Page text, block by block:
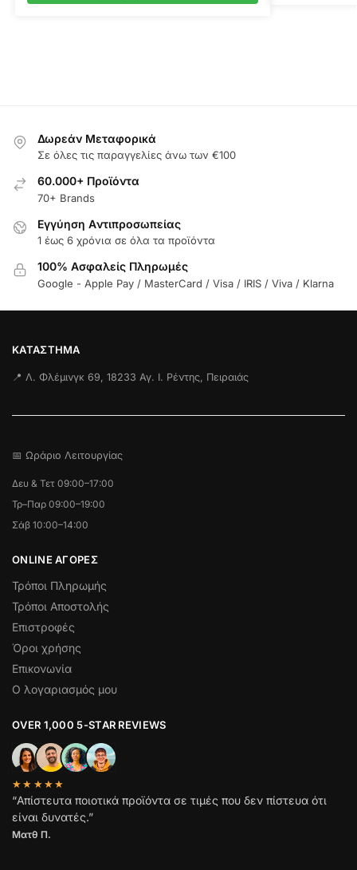
Δωρεάν Μεταφορικά
Σε όλες τις παραγγελίες άνω των €100
60.000+ Προϊόντα
70+ Brands
Εγγύηση Aντιπροσωπείας
1 έως 6 χρόνια σε όλα τα προϊόντα
100% Ασφαλείς Πληρωμές
Google - Apple Pay / MasterCard / Visa / IRIS / Viva / Klarna
ΚΑΤΆΣΤΗΜΑ
📍 Λ. Φλέμινγκ 69, 18233 Αγ. Ι. Ρέντης, Πειραιάς
📅 Ωράριο Λειτουργίας
Δευ & Τετ 09:00–17:00
Τρ–Παρ 09:00–19:00
Σάβ 10:00–14:00
ONLINE ΑΓΟΡΕΣ
Τρόποι Πληρωμής
Τρόποι Αποστολής
Επιστροφές
Όροι χρήσης
Επικονωνία
Ο λογαριασμός μου
OVER 1,000 5-STAR REVIEWS
★★★★★
“Απίστευτα ποιοτικά προϊόντα σε τιμές που δεν πίστευα ότι
είναι δυνατές.”
Ματθ Π.